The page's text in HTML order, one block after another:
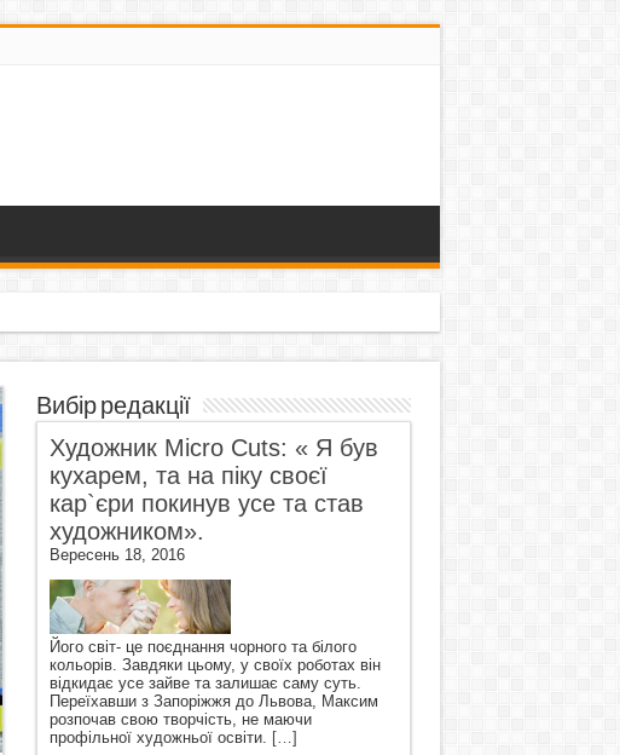
Вибір редакції
Художник Micro Cuts: « Я був
кухарем, та на піку своєї
кар`єри покинув усе та став
художником».
Вересень 18, 2016
Його світ- це поєднання чорного та білого
кольорів. Завдяки цьому, у своїх роботах він
відкидає усе зайве та залишає саму суть.
Переїхавши з Запоріжжя до Львова, Максим
розпочав свою творчість, не маючи
профільної художньої освіти. […]